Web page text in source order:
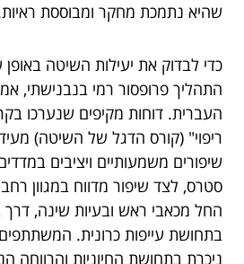
שהיא נתמכת מחקר ומבוססת
כדי לבדוק את יעילות השיטה באופן
התהליך פרופסור רמי בנבנישתי,
העברית. דוחות מקיפים שנערכו
ריפוי" (קורס הדגל של השיטה)
שיפורים משמעותיים ויציבים
סטרס, לצד שיפור מדווח במגוון
החל מכאבי ראש ובעיות שינה, דרך
בתחושת עייפות כרונית.
ניכרת בתחושת החיוניות והרווחה